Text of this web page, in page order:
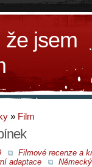
že jsem
» Film
Filmové recenze a
adaptace